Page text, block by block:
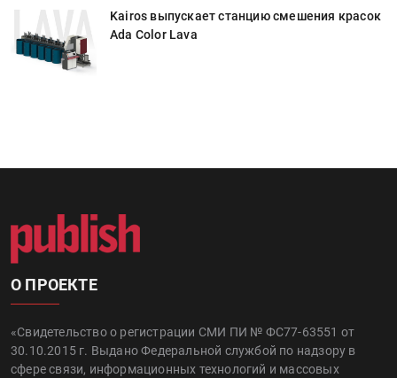
Kairos выпускает станцию смешения красок
Ada Color Lava
О ПРОЕКТЕ
«Свидетельство о регистрации СМИ ПИ № ФС77-63551 от
30.10.2015 г. Выдано Федеральной службой по надзору в
сфере связи, информационных технологий и массовых